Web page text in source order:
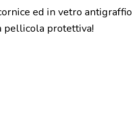
ed in vetro antigraffio
pellicola protettiva!